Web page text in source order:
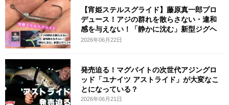
【宵姫ステルスグライド】藤原真一郎プロ
デュース！アジの群れを散らさない・違和
感を与えない！「静かに沈む」新型ジグヘ
ッ
2026年06月22日
発売迫る！マグバイトの次世代アジングロ
ッド「ユナイツ アストライド」が大変なこ
とになっている？
2026年06月21日